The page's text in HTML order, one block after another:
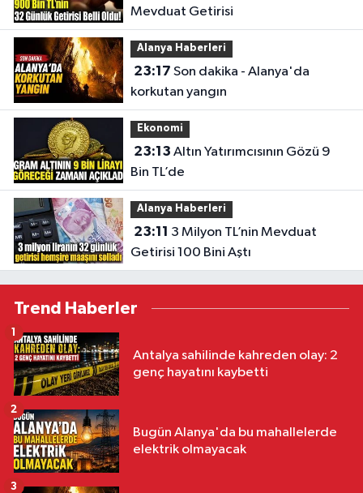
Mevduat Getirisi
Alanya Haberleri
23:17
korkutan yangın
Ekonomi
23:13
Bin TL’de
Alanya Haberleri
23:11
Getirisi 100 Bini Aştı
Trend Haberler
Antalya sahilinde kahreden olay: 2
genç hayatını kaybetti
1
Bugün Alanya'da bu mahallelerde
elektrik olmayacak
2
3